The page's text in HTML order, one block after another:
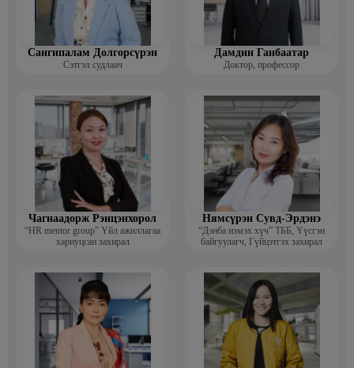
Сангипалам Долгорсүрэн
Сэтгэл судлаач
Дамдин Ганбаатар
Доктор, профессор
Чагнаадорж Рэнцэнхорол
“HR mentor group” Үйл ажиллагаа
хариуцсан захирал
Нямсүрэн Сувд-Эрдэнэ
“Дэнба нэмэх хүч” ТББ, Үүсгэн
байгуулагч, Гүйцэтгэх захирал